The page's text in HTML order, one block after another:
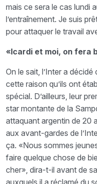
mais ce sera le cas lundi
l’entraînement. Je suis
pour attaquer le travail
«Icardi et moi, on fera
On le sait, l’Inter a
cette raison qu’ils ont
spécial. D’ailleurs, leur
star montante de la
attaquant argentin de 20
aux avant-gardes de
ça. «Nous sommes
faire quelque chose de
cher», dira-t-il avant de
auxquels il a réclamé du